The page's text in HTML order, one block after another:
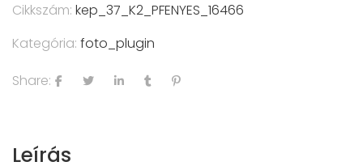
Cikkszám: kep_37_K2_PFENYES_16466
Kategória: foto_plugin
Share:
Leírás